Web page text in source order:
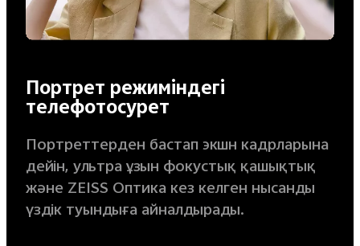
Портрет режиміндегі
телефотосурет
Портреттерден бастап экшн кадрларына
дейін, ультра ұзын фокустық қашықтық
және ZEISS Оптика кез келген нысанды
үздік туындыға айналдырады.